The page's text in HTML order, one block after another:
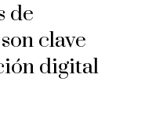
de
clave
digital